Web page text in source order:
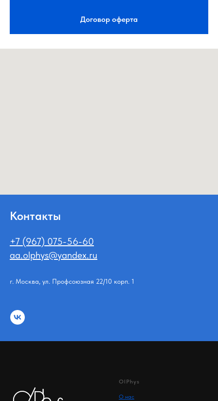
Договор оферта
Контакты
+7 (967) 075-56-60
aa.olphys@yandex.ru
г. Москва, ул. Профсоюзная 22/10 корп. 1
OlPhys
О нас